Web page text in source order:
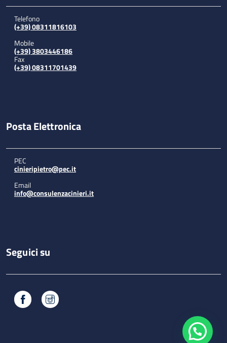
Telefono
(+39) 08311816103
Mobile
(+39) 3803446186
Fax
(+39) 08311701439
Posta Elettronica
PEC
cinieripietro@pec.it
Email
info@consulenzacinieri.it
Seguici su
Facebook